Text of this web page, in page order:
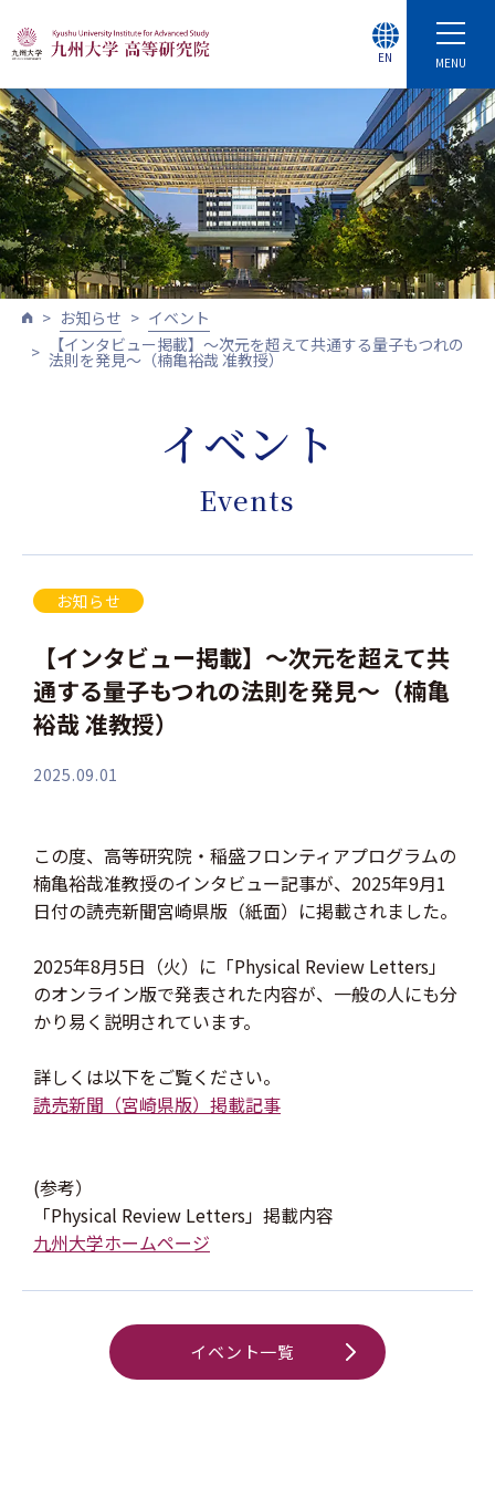
MENU
EN
お知らせ
イベント
【インタビュー掲載】～次元を超えて共通する量子もつれの
法則を発見～（楠亀裕哉 准教授）
イベント
Events
お知らせ
【インタビュー掲載】～次元を超えて共
通する量子もつれの法則を発見～（楠亀
裕哉 准教授）
2025.09.01
この度、高等研究院・稲盛フロンティアプログラムの
楠亀裕哉准教授のインタビュー記事が、2025年9月1
日付の読売新聞宮崎県版（紙面）に掲載されました。
2025年8月5日（火）に「Physical Review Letters」
のオンライン版で発表された内容が、一般の人にも分
かり易く説明されています。
詳しくは以下をご覧ください。
読売新聞（宮崎県版）掲載記事
(参考）
「Physical Review Letters」掲載内容
九州大学ホームページ
イベント一覧